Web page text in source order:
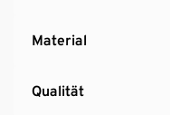
Material
Qualität